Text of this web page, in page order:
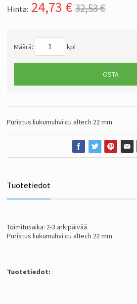
Hinta: 24,73 € 32,53 €
Määrä: kpl
OSTA
Puristus liukumuhvi cu altech 22 mm
Tuotetiedot
Toimitusaika: 2-3 arkipäivää
Puristus liukumuhvi cu altech 22 mm
Tuotetiedot: